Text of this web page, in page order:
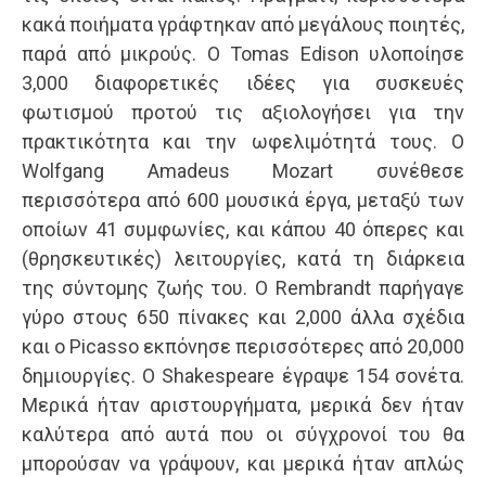
κακά ποιήματα γράφτηκαν από μεγάλους ποιητές,
παρά από μικρούς. Ο Tomas Edison υλοποίησε
3,000 διαφορετικές ιδέες για συσκευές
φωτισμού προτού τις αξιολογήσει για την
πρακτικότητα και την ωφελιμότητά τους. Ο
Wolfgang Amadeus Mozart συνέθεσε
περισσότερα από 600 μουσικά έργα, μεταξύ των
οποίων 41 συμφωνίες, και κάπου 40 όπερες και
(θρησκευτικές) λειτουργίες, κατά τη διάρκεια
της σύντομης ζωής του. Ο Rembrandt παρήγαγε
γύρο στους 650 πίνακες και 2,000 άλλα σχέδια
και ο Picasso εκπόνησε περισσότερες από 20,000
δημιουργίες. Ο Shakespeare έγραψε 154 σονέτα.
Μερικά ήταν αριστουργήματα, μερικά δεν ήταν
καλύτερα από αυτά που οι σύγχρονοί του θα
μπορούσαν να γράψουν, και μερικά ήταν απλώς